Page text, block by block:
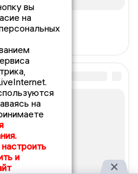
вы
на
на
настроить
и